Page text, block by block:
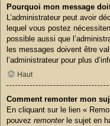
Pourquoi mon message
L’administrateur peut avoir
lequel vous postez
possible aussi que
les messages doivent être
l’administrateur pour plus
Haut
Comment remonter mon
En cliquant sur le lien «
pouvez remonterle sujet en